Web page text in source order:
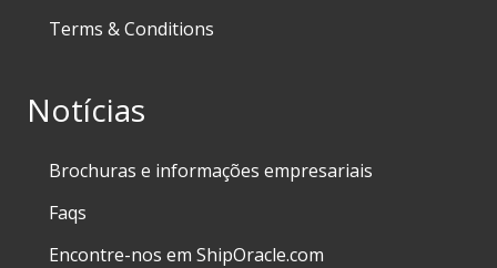
Terms & Conditions
Notícias
Brochuras e informações empresariais
Faqs
Encontre-nos em ShipOracle.com